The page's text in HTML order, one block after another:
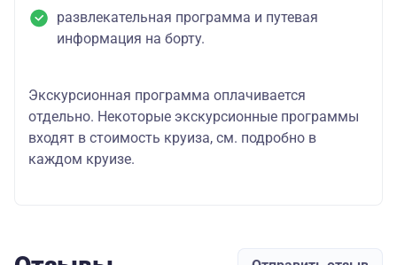
развлекательная программа и путевая
информация на борту.
Экскурсионная программа оплачивается
отдельно. Некоторые экскурсионные программы
входят в стоимость круиза, см. подробно в
каждом круизе.